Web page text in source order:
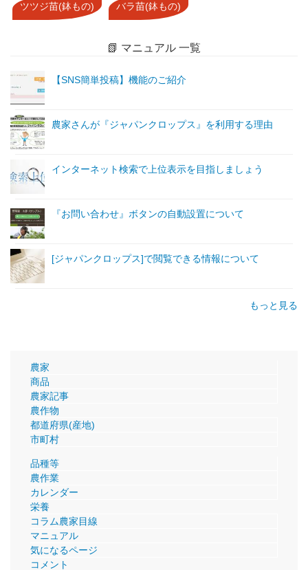
ツツジ苗(鉢もの) バラ苗(鉢もの)
📗 マニュアル 一覧
【SNS簡単投稿】機能のご紹介
農家さんが『ジャパンクロップス』を利用する理由
インターネット検索で上位表示を目指しましょう
『お問い合わせ』ボタンの自動設置について
[ジャパンクロップス]で閲覧できる情報について
もっと見る
農家
商品
農家記事
農作物
都道府県(産地)
市町村
品種等
農作業
カレンダー
栄養
コラム農家目線
マニュアル
気になるページ
コメント